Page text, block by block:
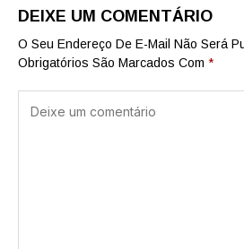
regiões
DEIXE UM COMENTÁRIO
O Seu Endereço De E-Mail Não Será
Obrigatórios São Marcados Com *